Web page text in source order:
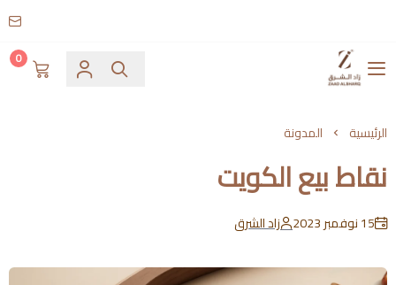
زاد الشرق
0
الرئيسية المدونة
نقاط بيع الكويت
15 نوفمبر 2023 زاد الشرق